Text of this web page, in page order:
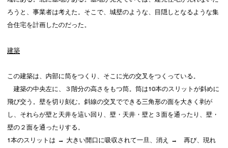
ろうと、事業者は考えた。そこで、城壁のような、目隠しとなるような集
合住宅を計画したのだった。
建築
この建築は、内部に筒をつくり、そこに光の交叉をつくっている。
建築の中央左に、３階分の高さをもつ筒。筒は10本のスリットが斜めに
飛び交う。壁を切り刻む。斜線の交叉でできる三角形の面を大きく剥が
し、それらが壁と天井を這い回り、壁・天井・壁と３面を通ったり、壁・
壁の２面を通ったりする。
1本のスリットは → 大きい開口に吸収されて一旦、消え → 再び、現れ